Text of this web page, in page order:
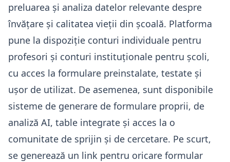
preluarea și analiza datelor relevante despre
învățare și calitatea vieții din școală. Platforma
pune la dispoziție conturi individuale pentru
profesori și conturi instituționale pentru școli,
cu acces la formulare preinstalate, testate și
ușor de utilizat. De asemenea, sunt disponibile
sisteme de generare de formulare proprii, de
analiză AI, table integrate și acces la o
comunitate de sprijin și de cercetare. Pe scurt,
se generează un link pentru oricare formular